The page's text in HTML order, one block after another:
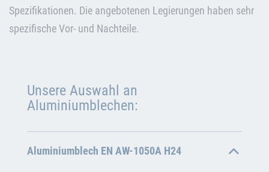
Spezifikationen. Die angebotenen Legierungen haben sehr
spezifische Vor- und Nachteile.
Unsere Auswahl an
Aluminiumblechen:
Aluminiumblech EN AW-1050A H24